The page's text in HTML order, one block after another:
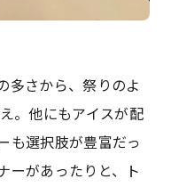
多さから、祭りのよ
。他にもアイスが配
も選択肢が豊富だっ
ーがあったりと、ト